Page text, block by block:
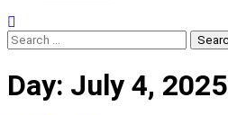
Search
for:
Day: July 4, 2025